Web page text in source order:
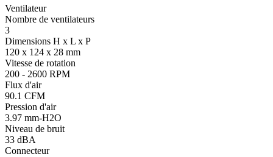
Ventilateur
Nombre de ventilateurs
3
Dimensions H x L x P
120 x 124 x 28 mm
Vitesse de rotation
200 - 2600 RPM
Flux d'air
90.1 CFM
Pression d'air
3.97 mm-H2O
Niveau de bruit
33 dBA
Connecteur